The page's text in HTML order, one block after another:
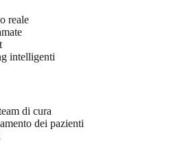
reale
intelligenti
di cura
dei pazienti